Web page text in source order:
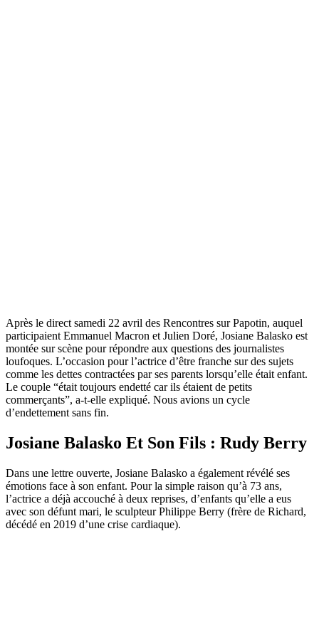
Après le direct samedi 22 avril des Rencontres sur Papotin, auquel
participaient Emmanuel Macron et Julien Doré, Josiane Balasko est
montée sur scène pour répondre aux questions des journalistes
loufoques. L’occasion pour l’actrice d’être franche sur des sujets
comme les dettes contractées par ses parents lorsqu’elle était enfant.
Le couple “était toujours endetté car ils étaient de petits
commerçants”, a-t-elle expliqué. Nous avions un cycle
d’endettement sans fin.
Josiane Balasko Et Son Fils : Rudy Berry
Dans une lettre ouverte, Josiane Balasko a également révélé ses
émotions face à son enfant. Pour la simple raison qu’à 73 ans,
l’actrice a déjà accouché à deux reprises, d’enfants qu’elle a eus
avec son défunt mari, le sculpteur Philippe Berry (frère de Richard,
décédé en 2019 d’une crise cardiaque).